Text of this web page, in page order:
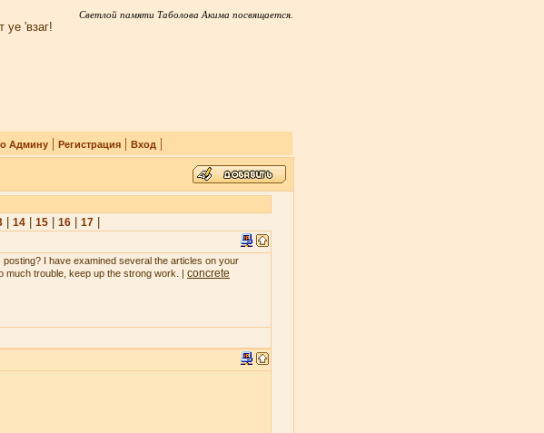
Светлой памяти Таболова Акима посвящается.
'взаг!
Админу| Регистрация| Вход |
| 14| 15| 16| 17|
I have examined several the articles on your
much trouble, keep up the strong work. | concrete